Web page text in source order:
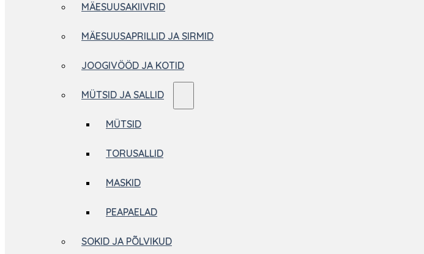
MÄESUUSAKIIVRID
MÄESUUSAPRILLID JA SIRMID
JOOGIVÖÖD JA KOTID
MÜTSID JA SALLID
MÜTSID
TORUSALLID
MASKID
PEAPAELAD
SOKID JA PÕLVIKUD